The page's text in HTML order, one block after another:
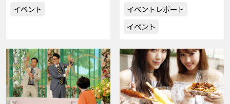
イベント
イベントレポート
イベント